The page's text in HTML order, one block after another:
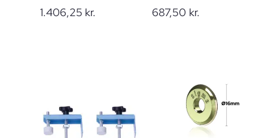
1.406,25 kr.
687,50 kr.